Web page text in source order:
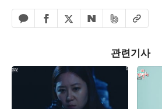
카카오톡 공유하기
페이스북 공유하기
엑스 공유하기
네이버 공유하기
밴드 공유하기
URL복사
관련기사